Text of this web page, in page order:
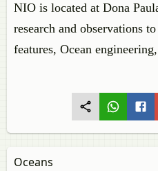
NIO is located at Dona
research and observations
features, Ocean
Oceans